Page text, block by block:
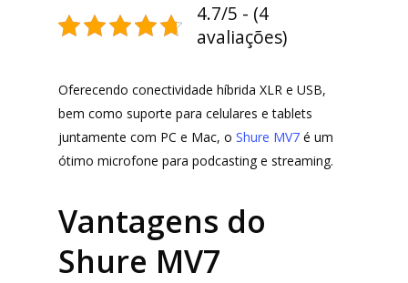
4.7/5 - (4
avaliações)
Oferecendo conectividade híbrida XLR e USB,
bem como suporte para celulares e tablets
juntamente com PC e Mac, o Shure MV7 é um
ótimo microfone para podcasting e streaming.
Vantagens do
Shure MV7